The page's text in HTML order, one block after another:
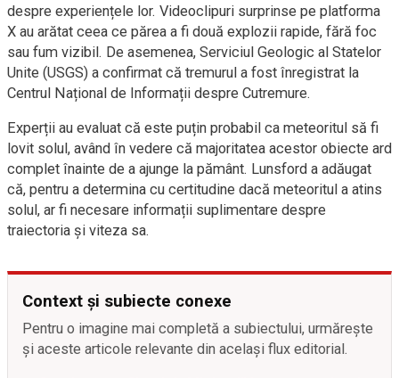
despre experiențele lor. Videoclipuri surprinse pe platforma
X au arătat ceea ce părea a fi două explozii rapide, fără foc
sau fum vizibil. De asemenea, Serviciul Geologic al Statelor
Unite (USGS) a confirmat că tremurul a fost înregistrat la
Centrul Național de Informații despre Cutremure.
Experții au evaluat că este puțin probabil ca meteoritul să fi
lovit solul, având în vedere că majoritatea acestor obiecte ard
complet înainte de a ajunge la pământ. Lunsford a adăugat
că, pentru a determina cu certitudine dacă meteoritul a atins
solul, ar fi necesare informații suplimentare despre
traiectoria și viteza sa.
Context și subiecte conexe
Pentru o imagine mai completă a subiectului, urmărește
și aceste articole relevante din același flux editorial.